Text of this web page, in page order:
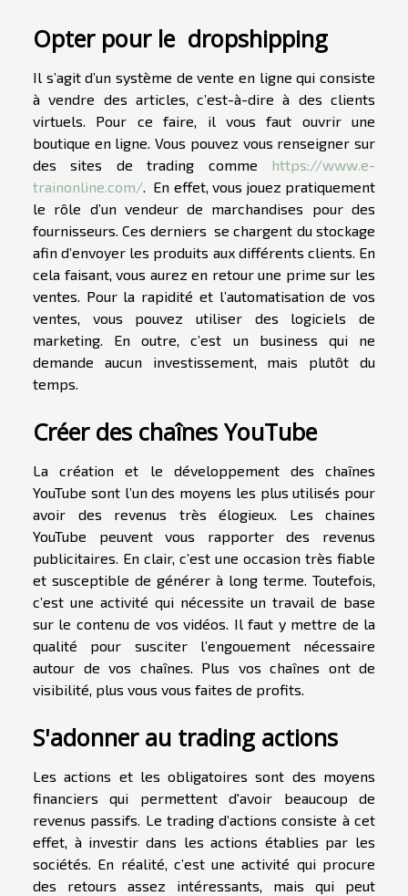
Opter pour le dropshipping
Il s’agit d’un système de vente en ligne qui consiste
à vendre des articles, c’est-à-dire à des clients
virtuels. Pour ce faire, il vous faut ouvrir une
boutique en ligne. Vous pouvez vous renseigner sur
des sites de trading comme https://www.e-
trainonline.com/ . En effet, vous jouez pratiquement
le rôle d’un vendeur de marchandises pour des
fournisseurs. Ces derniers se chargent du stockage
afin d’envoyer les produits aux différents clients. En
cela faisant, vous aurez en retour une prime sur les
ventes. Pour la rapidité et l’automatisation de vos
ventes, vous pouvez utiliser des logiciels de
marketing. En outre, c’est un business qui ne
demande aucun investissement, mais plutôt du
temps.
Créer des chaînes YouTube
La création et le développement des chaînes
YouTube sont l’un des moyens les plus utilisés pour
avoir des revenus très élogieux. Les chaines
YouTube peuvent vous rapporter des revenus
publicitaires. En clair, c’est une occasion très fiable
et susceptible de générer à long terme. Toutefois,
c’est une activité qui nécessite un travail de base
sur le contenu de vos vidéos. Il faut y mettre de la
qualité pour susciter l’engouement nécessaire
autour de vos chaînes. Plus vos chaînes ont de
visibilité, plus vous vous faites de profits.
S'adonner au trading actions
Les actions et les obligatoires sont des moyens
financiers qui permettent d'avoir beaucoup de
revenus passifs. Le trading d’actions consiste à cet
effet, à investir dans les actions établies par les
sociétés. En réalité, c’est une activité qui procure
des retours assez intéressants, mais qui peut